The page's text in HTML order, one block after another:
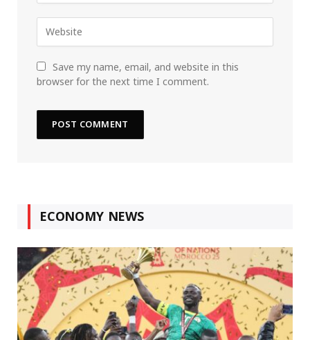
Save my name, email, and website in this
browser for the next time I comment.
ECONOMY NEWS